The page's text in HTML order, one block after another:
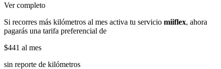
Ver completo
Si recorres más kilómetros al mes activa tu servicio miiflex, ahora
pagarás una tarifa preferencial de
$441 al mes
sin reporte de kilómetros